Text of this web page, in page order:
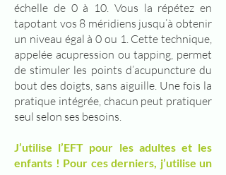
échelle de 0 à 10. Vous la répétez en
tapotant vos 8 méridiens jusqu’à obtenir
un niveau égal à 0 ou 1. Cette technique,
appelée acupression ou tapping, permet
de stimuler les points d’acupuncture du
bout des doigts, sans aiguille. Une fois la
pratique intégrée, chacun peut pratiquer
seul selon ses besoins.
J’utilise l’EFT pour les adultes et les
enfants ! Pour ces derniers, j’utilise un